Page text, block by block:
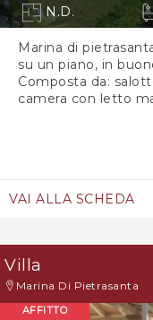
N.D.
Marina di
su un piano, in
Composta da:
camera con letto
VAI ALLA SCHEDA
Villa
Marina Di Pietrasanta
AFFITTO